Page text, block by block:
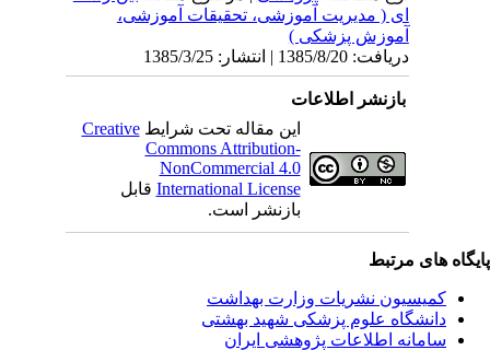
ای ( مدیریت آموزشی، تحقیقات آموزشی،
آموزش پزشکی )
دریافت: 1385/8/20 | انتشار: 1385/3/25
بازنشر اطلاعات
این مقاله تحت شرایطCreative
Commons Attribution-
NonCommercial 4.0
International Licenseقابل
بازنشر است.
های مرتبط
کمیسیون نشریات وزارت بهداشت
دانشگاه علوم پزشکی شهید بهشتی
سامانه اطلاعات پژوهشی ایران